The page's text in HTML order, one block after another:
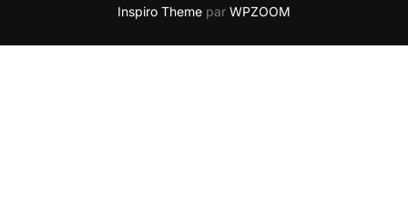
Inspiro Theme par WPZOOM